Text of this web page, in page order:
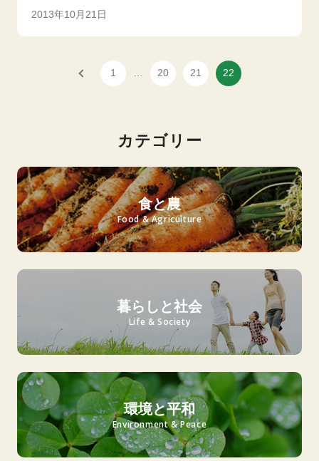
2013年10月21日
1 20 21 22
カテゴリー
食と農
Food & Agriculture
暮らしと社会
Life & Society
環境と平和
Environment & Peace